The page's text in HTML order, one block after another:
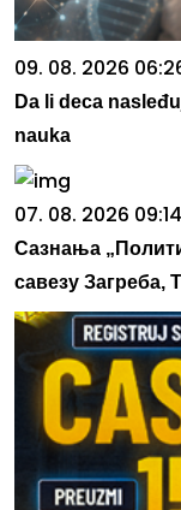
09. 08. 2026
Da li deca
nauka
07. 08. 2026 09:14
Сазнања
савезу Загреба,